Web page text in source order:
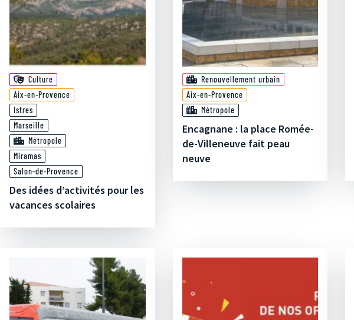
Culture
Aix-en-Provence
Istres
Marseille
Métropole
Miramas
Salon-de-Provence
Des idées d’activités pour les
vacances scolaires
Renouvellement urbain
Aix-en-Provence
Métropole
Encagnane : la place Romée-
de-Villeneuve fait peau
neuve